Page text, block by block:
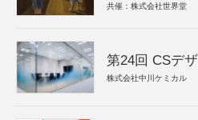
共催：株式会社世界堂
第24回 CSデ
株式会社中川ケミカル